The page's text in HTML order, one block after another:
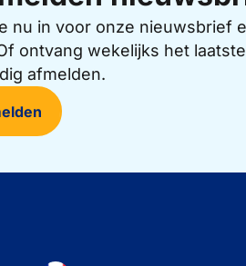
nu in voor onze nieuwsbrief
ontvang wekelijks het
afmelden.